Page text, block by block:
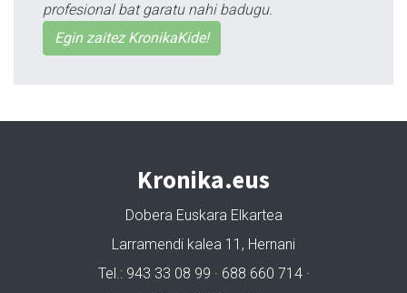
profesional bat garatu nahi badugu.
Egin zaitez KronikaKide!
Kronika.eus
Dobera Euskara Elkartea
Larramendi kalea 11, Hernani
Tel.: 943 33 08 99 · 688 660 714 ·